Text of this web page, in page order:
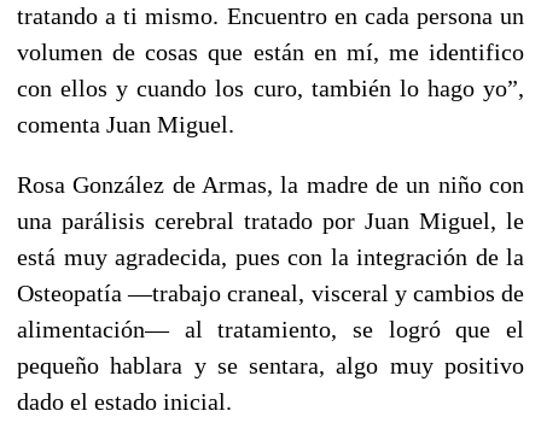
tratando a ti mismo. Encuentro en cada persona un
volumen de cosas que están en mí, me identifico
con ellos y cuando los curo, también lo hago yo”,
comenta Juan Miguel.
Rosa González de Armas, la madre de un niño con
una parálisis cerebral tratado por Juan Miguel, le
está muy agradecida, pues con la integración de la
Osteopatía —trabajo craneal, visceral y cambios de
alimentación— al tratamiento, se logró que el
pequeño hablara y se sentara, algo muy positivo
dado el estado inicial.